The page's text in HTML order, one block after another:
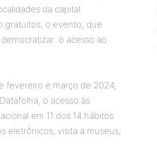
da capital
gratuitos, o evento, que
o acesso ao
fevereiro e março de 2024,
o acesso às
em 11 dos 14 hábitos
eletrônicos, visita a museus,